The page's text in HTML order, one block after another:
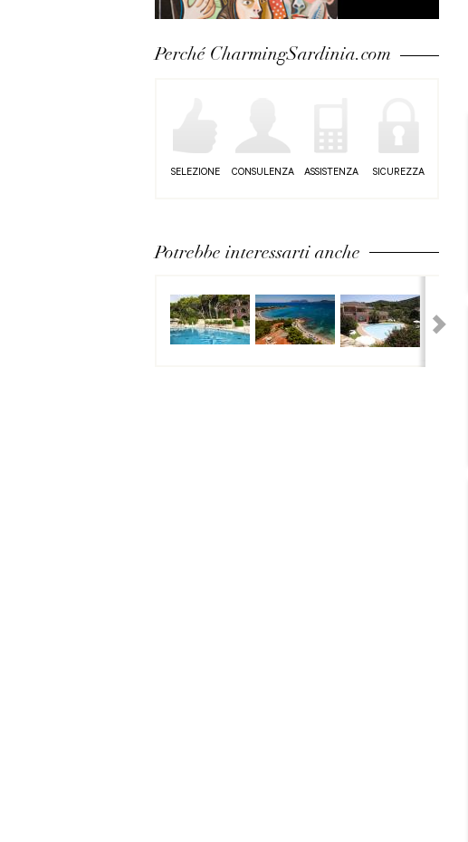
Perché CharmingSardinia.com
SELEZIONE CONSULENZA ASSISTENZA SICUREZZA
Potrebbe interessarti anche